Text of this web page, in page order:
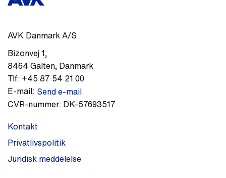
AVK Danmark A/S
Bizonvej 1,
8464 Galten, Danmark
Tlf: +45 87 54 21 00
E-mail: Send e-mail
CVR-nummer: DK-57693517
Kontakt
Privatlivspolitik
Juridisk meddelelse